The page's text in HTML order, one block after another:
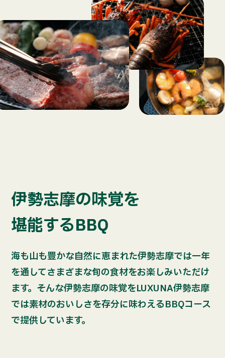
伊勢志摩の味覚を
堪能するBBQ
海も山も豊かな自然に恵まれた伊勢志摩では一年
を通してさまざまな旬の食材をお楽しみいただけ
ます。そんな伊勢志摩の味覚をLUXUNA伊勢志摩
では素材のおいしさを存分に味わえるBBQコース
で提供しています。